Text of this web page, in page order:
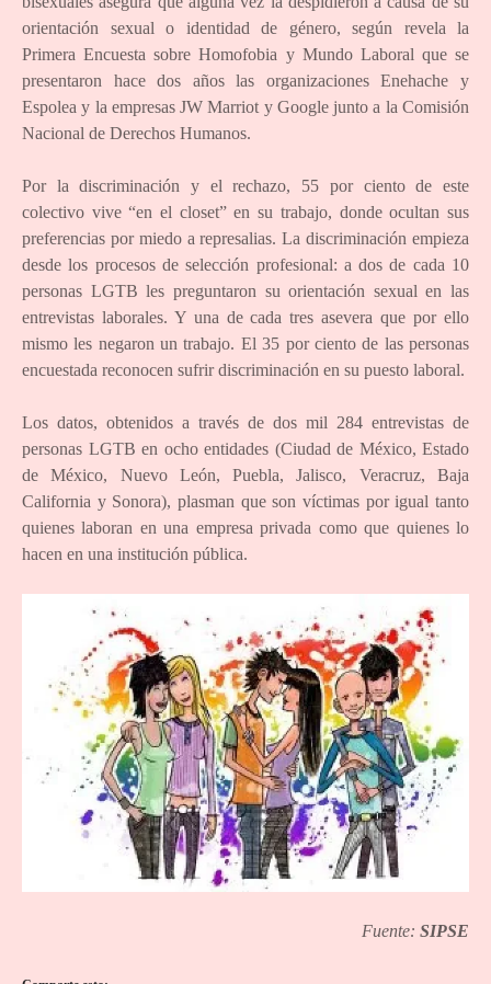
orientación sexual o identidad de género, según revela la
Primera Encuesta sobre Homofobia y Mundo Laboral que se
presentaron hace dos años las organizaciones Enehache y
Espolea y la empresas JW Marriot y Google junto a la Comisión
Nacional de Derechos Humanos.
Por la discriminación y el rechazo, 55 por ciento de este
colectivo vive “en el closet” en su trabajo, donde ocultan sus
preferencias por miedo a represalias. La discriminación empieza
desde los procesos de selección profesional: a dos de cada 10
personas LGTB les preguntaron su orientación sexual en las
entrevistas laborales. Y una de cada tres asevera que por ello
mismo les negaron un trabajo. El 35 por ciento de las personas
encuestada reconocen sufrir discriminación en su puesto laboral.
Los datos, obtenidos a través de dos mil 284 entrevistas de
personas LGTB en ocho entidades (Ciudad de México, Estado
de México, Nuevo León, Puebla, Jalisco, Veracruz, Baja
California y Sonora), plasman que son víctimas por igual tanto
quienes laboran en una empresa privada como que quienes lo
hacen en una institución pública.
Fuente: SIPSE